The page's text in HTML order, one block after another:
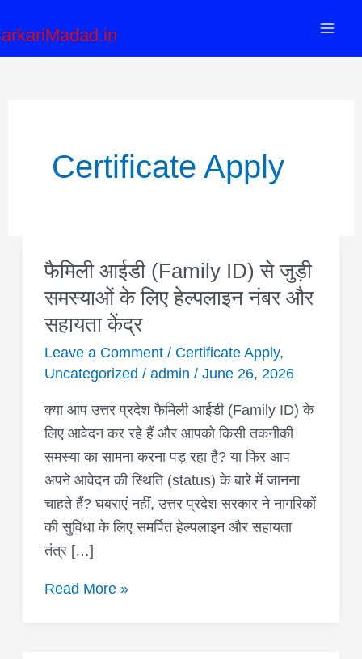
to
content
Certificate Apply
फैमिली आईडी (Family ID) से जुड़ी
समस्याओं के लिए हेल्पलाइन नंबर और
सहायता केंद्र
Leave a Comment / Certificate Apply,
Uncategorized / admin / June 26, 2026
क्या आप उत्तर प्रदेश फैमिली आईडी (Family ID) के
लिए आवेदन कर रहे हैं और आपको किसी तकनीकी
समस्या का सामना करना पड़ रहा है? या फिर आप
अपने आवेदन की स्थिति (status) के बारे में जानना
चाहते हैं? घबराएं नहीं, उत्तर प्रदेश सरकार ने नागरिकों
की सुविधा के लिए समर्पित हेल्पलाइन और सहायता
तंत्र […]
फैमिली
आईडी
(Family
से
समस्याओं
के
लिए
हेल्पलाइन
नंबर
और
सहायता
Read More »